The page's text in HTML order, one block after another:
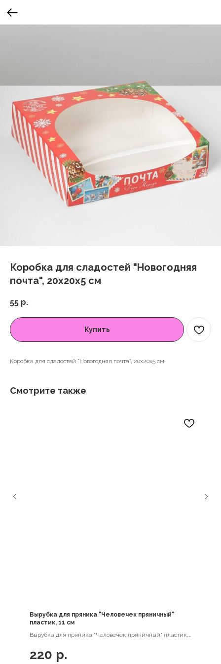
Коробка для сладостей "Новогодняя
почта", 20х20х5 см
55 р.
Купить
Коробка для сладостей "Новогодняя почта", 20х20х5 см
Смотрите также
Вырубка для пряника "Человечек пряничный"
пластик, 11 см
Вырубка для пряника "Человечек пряничный" пластик,
220 р.